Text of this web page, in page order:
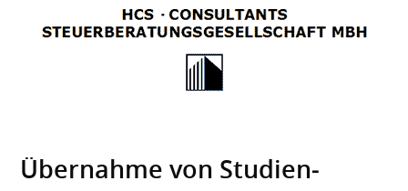
Links
Übernahme von Studien­